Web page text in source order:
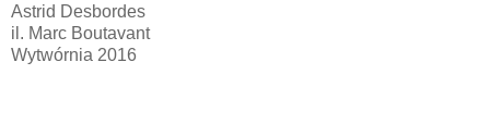
Astrid Desbordes
il. Marc Boutavant
Wytwórnia 2016